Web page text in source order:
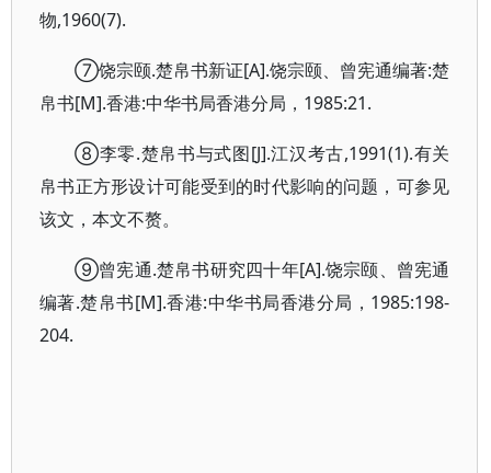
物,1960(7).
⑦饶宗颐.楚帛书新证[A].饶宗颐、曾宪通编著:楚
帛书[M].香港:中华书局香港分局，1985:21.
⑧李零.楚帛书与式图[J].江汉考古,1991(1).有关
帛书正方形设计可能受到的时代影响的问题，可参见
该文，本文不赘。
⑨曾宪通.楚帛书研究四十年[A].饶宗颐、曾宪通
编著.楚帛书[M].香港:中华书局香港分局，1985:198-
204.